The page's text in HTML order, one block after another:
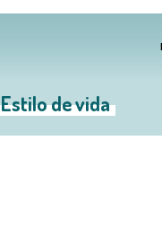
Estilo de vida